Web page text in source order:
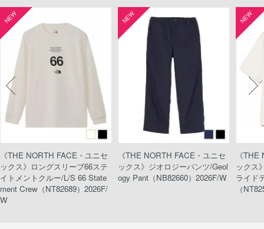
NEW
《THE NORTH FACE・ユニセ
ックス》ロングスリーブ66ステ
イトメントクルー/L/S 66 State
ment Crew（NT82689）2026F/
W
NEW
《THE NORTH FACE・ユニセ
ックス》ジオロジーパンツ/Geol
ogy Pant（NB82660）2026F/W
NEW
《
ックス
ライド
（